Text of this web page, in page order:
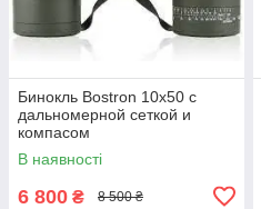
Бинокль Bostron 10x50 с
дальномерной сеткой и
компасом
В наявності
6 800 ₴ 8 500 ₴